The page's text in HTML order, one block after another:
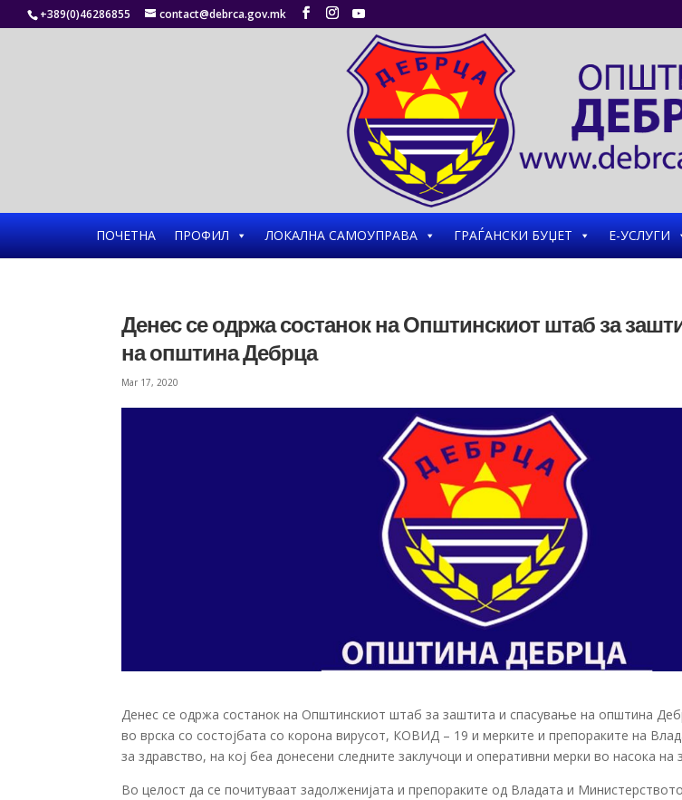
+389(0)46286855 contact@debrca.gov.mk
ПОЧЕТНА ПРОФИЛ ЛОКАЛНА САМОУПРАВА ГРАЃАНСКИ БУЏЕТ Е-УСЛУГИ
Денес се одржа состанок на Општинскиот штаб за
на општина Дебрца
Mar 17, 2020
Денес се одржа состанок на Општинскиот штаб за заштита и спасување на општина
во врска со состојбата со корона вирусот, КОВИД – 19 и мерките и препораките на
за здравство, на кој беа донесени следните заклучоци и оперативни мерки во насока на
Во целост да се почитуваат задолженијата и препораките од Владата и